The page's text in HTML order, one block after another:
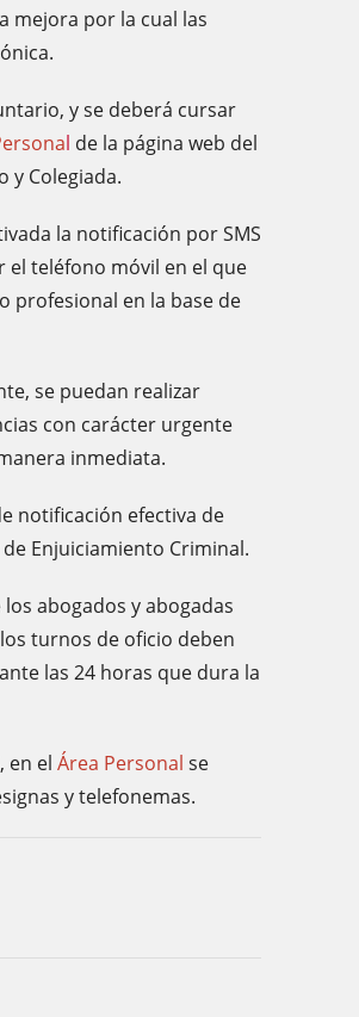
mejora por la cual las
y se deberá cursar
l de la página web del
y Colegiada.
la notificación por SMS
el teléfono móvil en el que
profesional en la base de
se puedan realizar
con carácter urgente
inmediata.
notificación efectiva de
Enjuiciamiento Criminal.
abogados y abogadas
turnos de oficio deben
las 24 horas que dura la
en el Área Personal se
y telefonemas.